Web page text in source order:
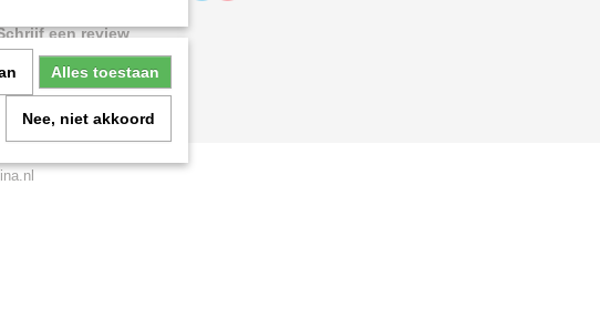
review
Alles toestaan
Nee, niet akkoord